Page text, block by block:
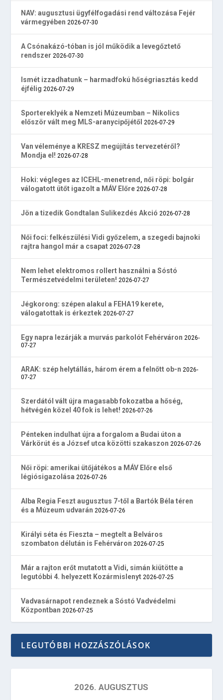
NAV: augusztusi ügyfélfogadási rend változása Fejér
vármegyében 2026-07-30
A Csónakázó-tóban is jól működik a levegőztető
rendszer 2026-07-30
Ismét izzadhatunk – harmadfokú hőségriasztás kedd
éjfélig 2026-07-29
Sportereklyék a Nemzeti Múzeumban – Nikolics
először vált meg MLS-aranycipőjétől 2026-07-29
Van véleménye a KRESZ megújítás tervezetéről?
Mondja el! 2026-07-28
Hoki: végleges az ICEHL-menetrend, női röpi: bolgár
válogatott ütőt igazolt a MÁV Előre 2026-07-28
Jön a tizedik Gondtalan Sulikezdés Akció 2026-07-28
Női foci: felkészülési Vidi győzelem, a szegedi bajnoki
rajtra hangol már a csapat 2026-07-28
Nem lehet elektromos rollert használni a Sóstó
Természetvédelmi területen! 2026-07-27
Jégkorong: szépen alakul a FEHA19 kerete,
válogatottak is érkeztek 2026-07-27
Egy napra lezárják a murvás parkolót Fehérváron 2026-
07-27
ARAK: szép helytállás, három érem a felnőtt ob-n 2026-
07-27
Szerdától vált újra magasabb fokozatba a hőség,
hétvégén közel 40 fok is lehet! 2026-07-26
Pénteken indulhat újra a forgalom a Budai úton a
Várkörút és a József utca közötti szakaszon 2026-07-26
Női röpi: amerikai ütőjátékos a MÁV Előre első
légiósigazolása 2026-07-26
Alba Regia Feszt augusztus 7-től a Bartók Béla téren
és a Múzeum udvarán 2026-07-26
Királyi séta és Fieszta – megtelt a Belváros
szombaton délután is Fehérváron 2026-07-25
Már a rajton erőt mutatott a Vidi, simán kiütötte a
legutóbbi 4. helyezett Kozármislenyt 2026-07-25
Vadvasárnapot rendeznek a Sóstó Vadvédelmi
Központban 2026-07-25
LEGUTÓBBI HOZZÁSZÓLÁSOK
2026. AUGUSZTUS